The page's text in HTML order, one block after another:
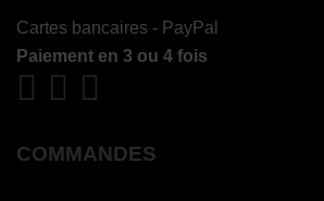
Cartes bancaires - PayPal
Paiement en 3 ou 4 fois
COMMANDES